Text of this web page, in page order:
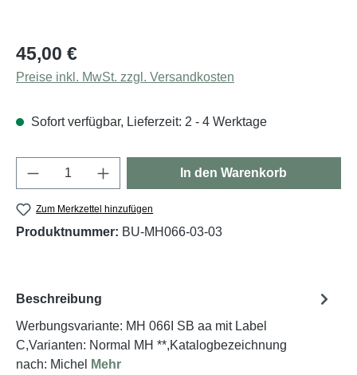
Regulärer Preis:
45,00 €
Preise inkl. MwSt. zzgl. Versandkosten
Sofort verfügbar, Lieferzeit: 2 - 4 Werktage
Produkt Anzahl: Gib den gewünschten
In den Warenkorb
Zum Merkzettel hinzufügen
Produktnummer: BU-MH066-03-03
Beschreibung
Werbungsvariante: MH 066I SB aa mit Label
C,Varianten: Normal MH **,Katalogbezeichnung
nach: Michel
Mehr